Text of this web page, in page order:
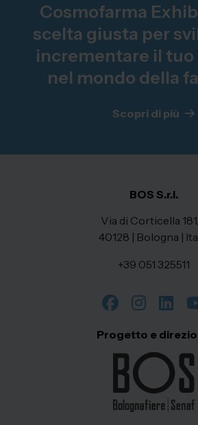
Cosmofarma
scelta giusta per
incrementare il tuo
nel mondo della
Scopri di più
BOS S.r.l.
Via di Corticella
40128 | Bologna |
+39 051 325511
Progetto e